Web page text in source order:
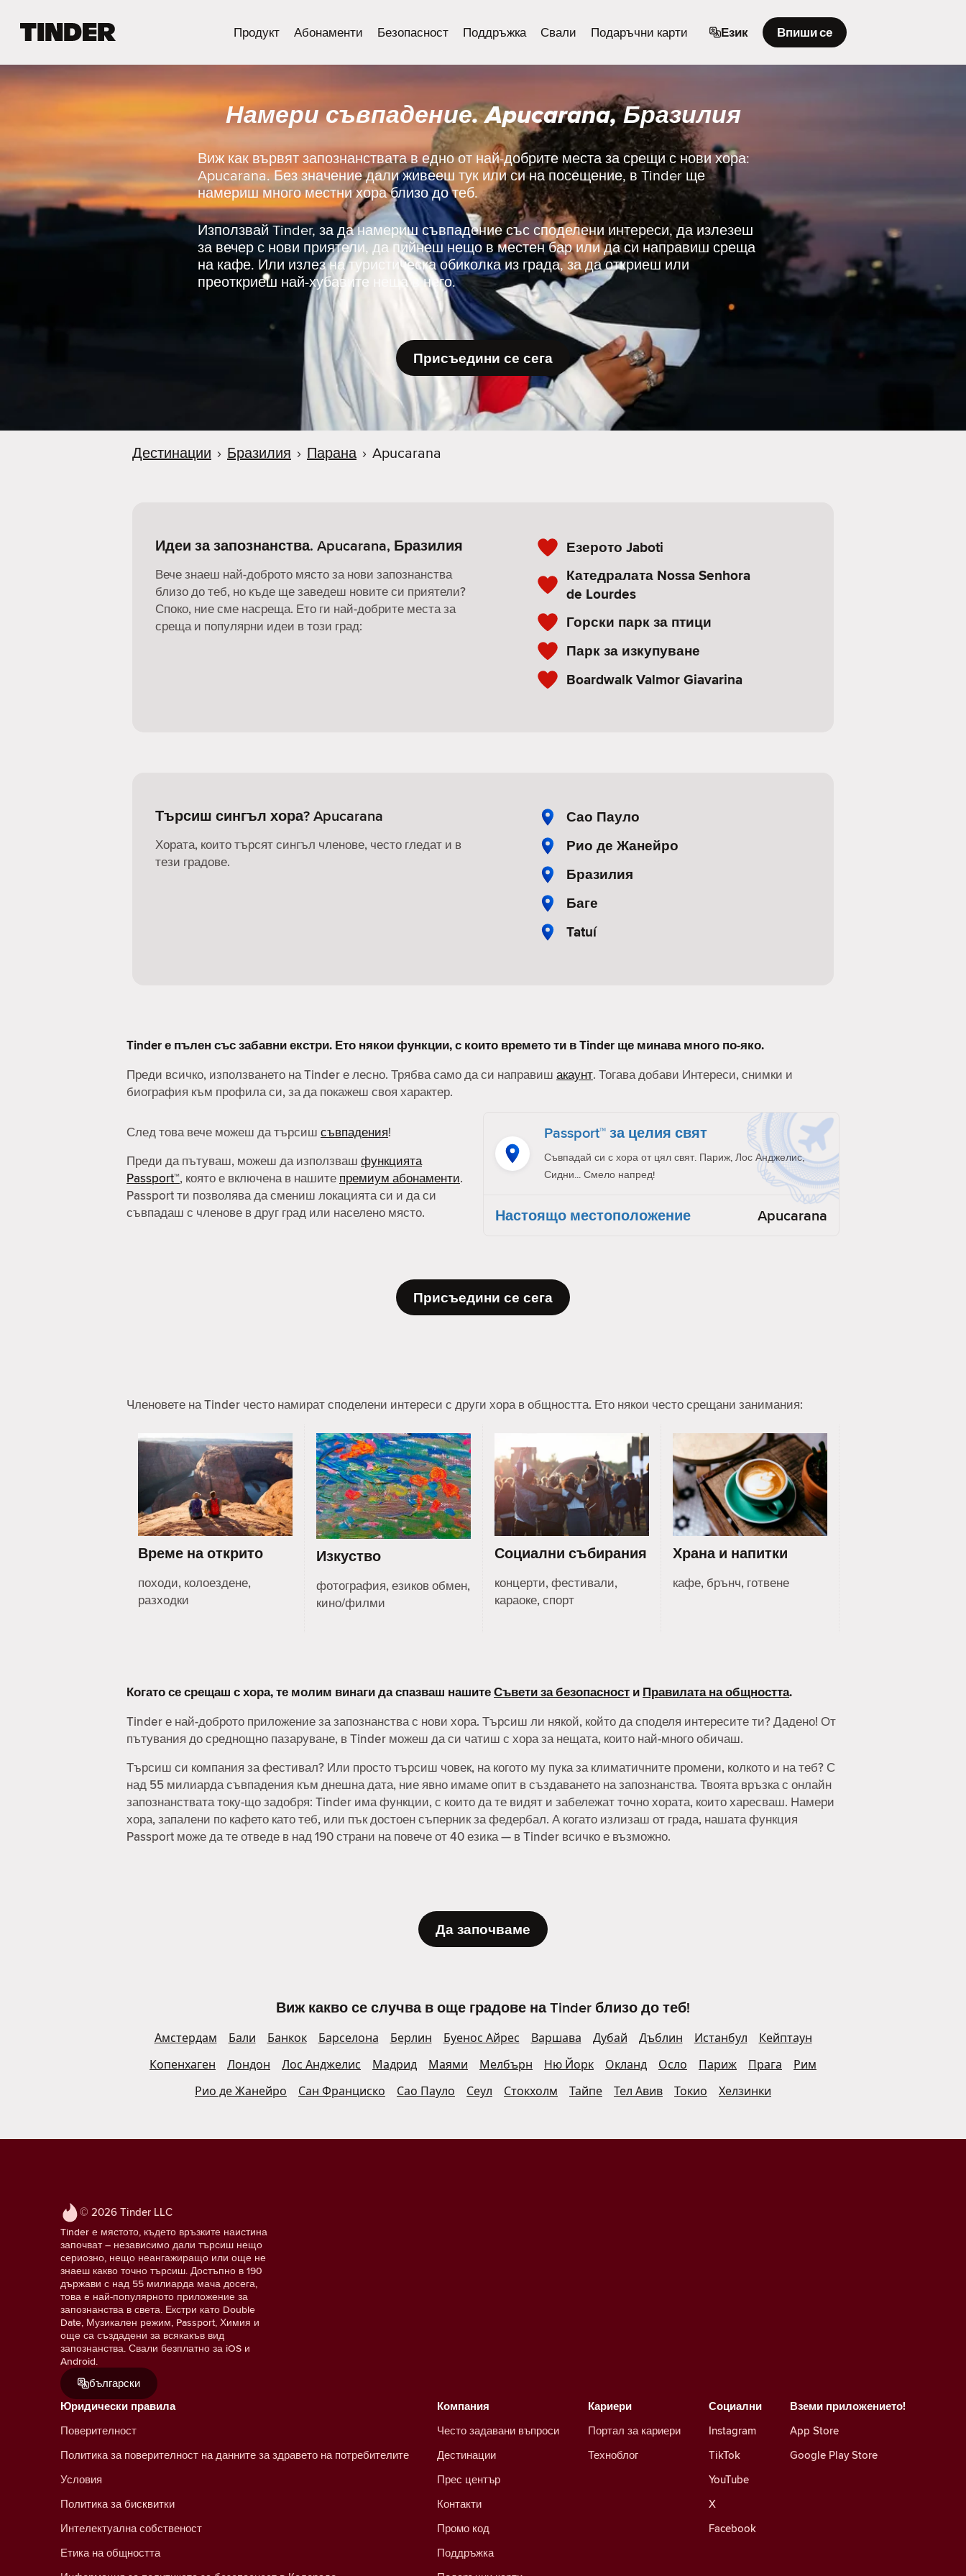
e
л
о
Продукт Абонаменти Безопасност Поддръжка Свали Подаръчни карти Език Впиши се
Намери съвпадение. Apucarana, Бразилия
Виж как вървят запознанствата в едно от най-добрите места за срещи с нови хора:
Apucarana. Без значение дали живееш тук или си на посещение, в Tinder ще
намериш много местни хора близо до теб.
Използвай Tinder, за да намериш съвпадение със споделени интереси, да излезеш
за вечер с нови приятели, да пийнеш нещо в местен бар или да си направиш среща
на кафе. Или излез на туристическа обиколка из града, за да откриеш или
преоткриеш най-хубавите неща в него.
Присъедини се сега
Дестинации › Бразилия › Парана › Apucarana
Идеи за запознанства. Apucarana, Бразилия
Вече знаеш най-доброто място за нови запознанства
близо до теб, но къде ще заведеш новите си приятели?
Споко, ние сме насреща. Ето ги най-добрите места за
среща и популярни идеи в този град:
Езерото Jaboti
Катедралата Nossa Senhora
de Lourdes
Горски парк за птици
Парк за изкупуване
Boardwalk Valmor Giavarina
Търсиш сингъл хора? Apucarana
Хората, които търсят сингъл членове, често гледат и в
тези градове.
Сао Пауло
Рио де Жанейро
Бразилия
Баге
Tatuí
Tinder е пълен със забавни екстри. Ето някои функции, с които времето ти в Tinder ще минава много по-яко.
Преди всичко, използването на Tinder е лесно. Трябва само да си направиш акаунт. Тогава добави Интереси, снимки и
биография към профила си, за да покажеш своя характер.
След това вече можеш да търсиш съвпадения!
Преди да пътуваш, можеш да използваш функцията
Passport™, която е включена в нашите премиум абонаменти.
Passport ти позволява да смениш локацията си и да си
съвпадаш с членове в друг град или населено място.
Passport™ за целия свят
Съвпадай си с хора от цял свят. Париж, Лос Анджелис,
Сидни... Смело напред!
Настоящо местоположение Apucarana
Присъедини се сега
Членовете на Tinder често намират споделени интереси с други хора в общността. Ето някои често срещани занимания:
Време на открито
походи, колоездене,
разходки
Изкуство
фотография, езиков обмен,
кино/филми
Социални събирания
концерти, фестивали,
караоке, спорт
Храна и напитки
кафе, брънч, готвене
Когато се срещаш с хора, те молим винаги да спазваш нашитеСъвети за безопасност и Правилата на общността.
Tinder е най-доброто приложение за запознанства с нови хора. Търсиш ли някой, който да споделя интересите ти? Дадено! От
пътувания до среднощно пазаруване, в Tinder можеш да си чатиш с хора за нещата, които най-много обичаш.
Търсиш си компания за фестивал? Или просто търсиш човек, на когото му пука за климатичните промени, колкото и на теб? С
над 55 милиарда съвпадения към днешна дата, ние явно имаме опит в създаването на запознанства. Твоята връзка с онлайн
запознанствата току-що задобря: Tinder има функции, с които да те видят и забележат точно хората, които харесваш. Намери
хора, запалени по кафето като теб, или пък достоен съперник за федербал. А когато излизаш от града, нашата функция
Passport може да те отведе в над 190 страни на повече от 40 езика — в Tinder всичко е възможно.
Да започваме
Виж какво се случва в още градове на Tinder близо до теб!
Амстердам Бали Банкок Барселона Берлин Буенос Айрес Варшава Дубай Дъблин Истанбул
Кейптаун
Копенхаген
Лондон Лос Анджелис Мадрид Маями Мелбърн Ню Йорк Окланд Осло Париж Прага
Рим
Рио де Жанейро
Сан Франциско Сао Пауло Сеул Стокхолм Тайпе Тел Авив Токио Хелзинки
© 2026 Tinder LLC
Tinder е мястото, където връзките наистина
започват – независимо дали търсиш нещо
сериозно, нещо неангажиращо или още не
знаеш какво точно търсиш. Достъпно в 190
държави с над 55 милиарда мача досега,
това е най-популярното приложение за
запознанства в света. Екстри като Double
Date, Музикален режим, Passport, Химия и
още са създадени за всякакъв вид
запознанства. Свали безплатно за iOS и
Android.
български
Социални
Instagram
TikTok
YouTube
X
Facebook
Юридически правила
Поверителност
Политика за поверителност на данните за здравето на потребителите
Условия
Политика за бисквитки
Интелектуална собственост
Етика на общността
Кариери
Портал за кариери
Техноблог
Компания
Често задавани въпроси
Дестинации
Прес център
Контакти
Промо код
Поддръжка
Вземи приложението!
App Store
Google Play Store